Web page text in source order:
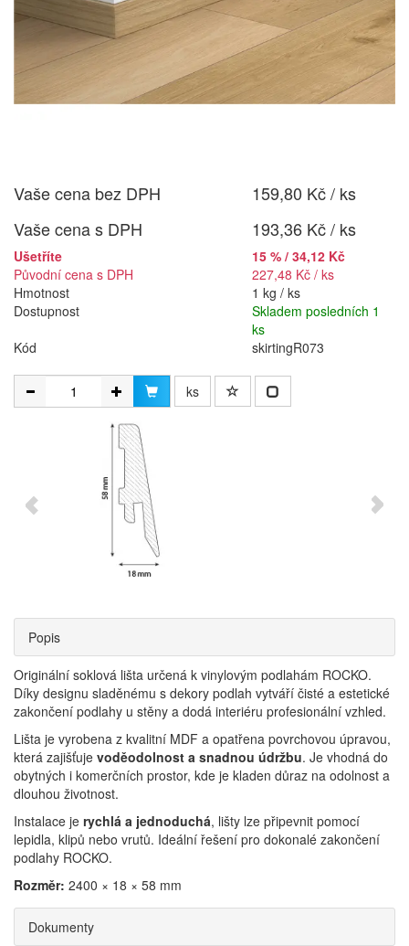
Vaše cena bez DPH
159,80 Kč / ks
Vaše cena s DPH
193,36 Kč / ks
Ušetříte
15 % / 34,12 Kč
Původní cena s DPH
227,48 Kč / ks
Hmotnost
1 kg / ks
Dostupnost
Skladem posledních 1
ks
Kód
skirtingR073
ks
Popis
Originální soklová lišta určená k vinylovým podlahám ROCKO.
Díky designu sladěnému s dekory podlah vytváří čisté a estetické
zakončení podlahy u stěny a dodá interiéru profesionální vzhled.
Lišta je vyrobena z kvalitní MDF a opatřena povrchovou úpravou,
která zajišťuje voděodolnost a snadnou údržbu. Je vhodná do
obytných i komerčních prostor, kde je kladen důraz na odolnost a
dlouhou životnost.
Instalace je rychlá a jednoduchá, lišty lze připevnit pomocí
lepidla, klipů nebo vrutů. Ideální řešení pro dokonalé zakončení
podlahy ROCKO.
Rozměr: 2400 × 18 × 58 mm
Dokumenty